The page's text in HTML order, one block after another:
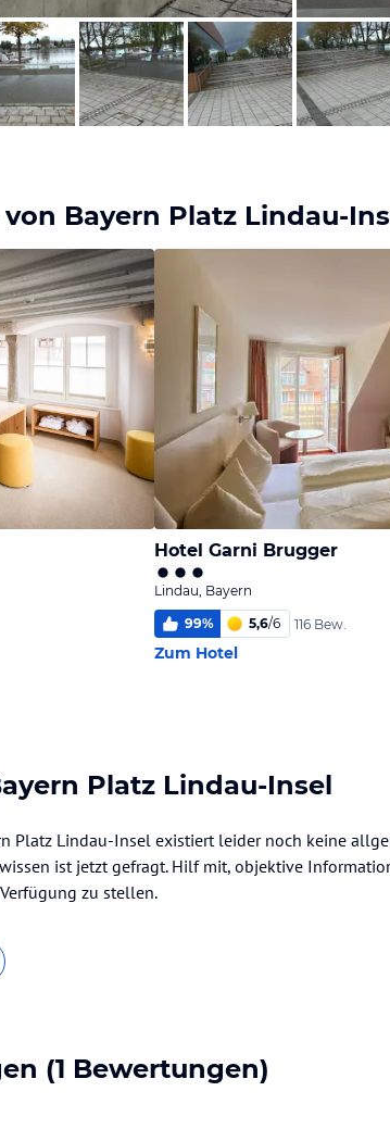
Bild
von Klaus
Bayern Platz Lindau-
Hotel Garni Brugger
Lindau, Bayern
99% 5,6/6 116 Bew.
Zum Hotel
Platz Lindau-Insel
Platz Lindau-Insel existiert leider noch keine
ist jetzt gefragt. Hilf mit, objektive
zu stellen.
(1 Bewertungen)